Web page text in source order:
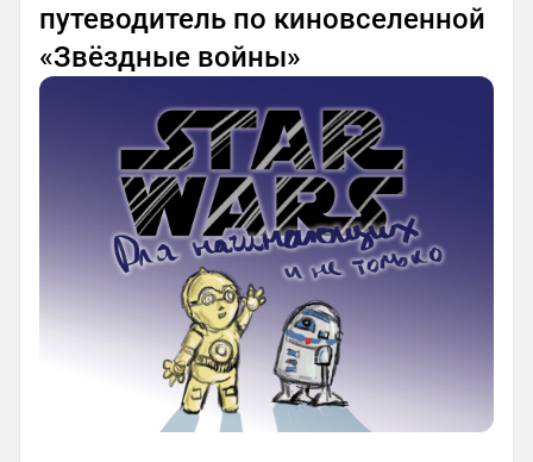
путеводитель по киновселенной
«Звёздные войны»